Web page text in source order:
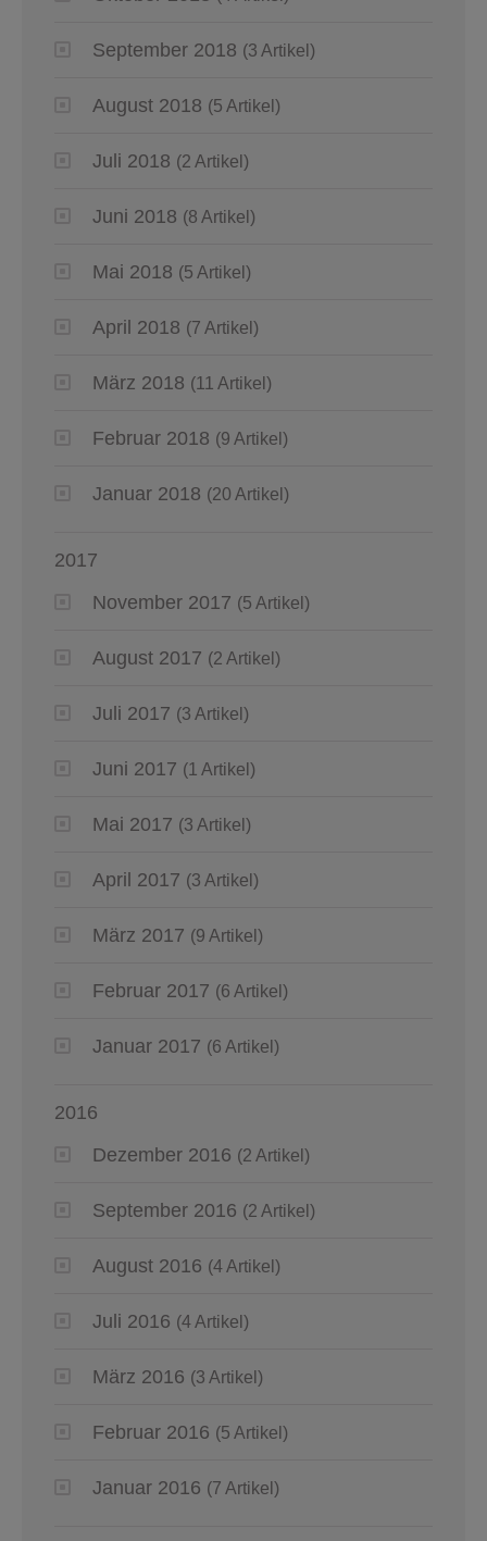
September 2018 (3 Artikel)
August 2018 (5 Artikel)
Juli 2018 (2 Artikel)
Juni 2018 (8 Artikel)
Mai 2018 (5 Artikel)
April 2018 (7 Artikel)
März 2018 (11 Artikel)
Februar 2018 (9 Artikel)
Januar 2018 (20 Artikel)
2017
November 2017 (5 Artikel)
August 2017 (2 Artikel)
Juli 2017 (3 Artikel)
Juni 2017 (1 Artikel)
Mai 2017 (3 Artikel)
April 2017 (3 Artikel)
März 2017 (9 Artikel)
Februar 2017 (6 Artikel)
Januar 2017 (6 Artikel)
2016
Dezember 2016 (2 Artikel)
September 2016 (2 Artikel)
August 2016 (4 Artikel)
Juli 2016 (4 Artikel)
März 2016 (3 Artikel)
Februar 2016 (5 Artikel)
Januar 2016 (7 Artikel)